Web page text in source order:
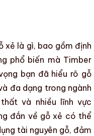
xẻ là gì, bao gồm định
phổ biến mà Timber
bạn đã hiểu rõ gỗ
đa dạng trong ngành
và nhiều lĩnh vực
đắn về gỗ xẻ có thể
tài nguyên gỗ, đảm